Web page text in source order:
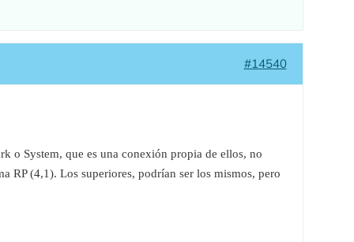
#14540
o System, que es una conexión propia de ellos, no
RP (4,1). Los superiores, podrían ser los mismos, pero